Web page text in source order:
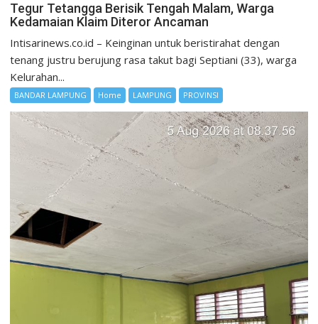
Tegur Tetangga Berisik Tengah Malam, Warga
Kedamaian Klaim Diteror Ancaman
Intisarinews.co.id – Keinginan untuk beristirahat dengan
tenang justru berujung rasa takut bagi Septiani (33), warga
Kelurahan...
BANDAR LAMPUNG Home LAMPUNG PROVINSI